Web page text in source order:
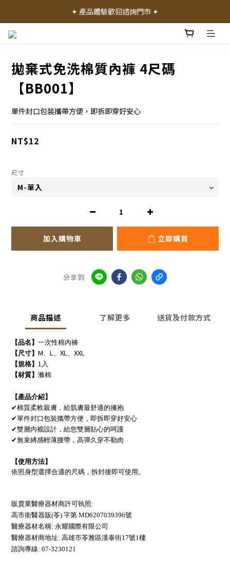
✦ 加入會員就送 50 元購物禮金 ✦
✦ 產品體驗歡迎諮詢門市 ✦
拋棄式免洗棉質內褲 4尺碼
【BB001】
單件封口包裝攜帶方便，即拆即穿好安心
NT$12
尺寸
加入購物車 立即購買
分享到
商品描述 了解更多 送貨及付款方式
【品名】 一次性棉內褲
【尺寸】 M、 L、 XL、 XXL
【規格】 1 入
【材質】 滌棉
【產品介紹】
✔棉質柔軟親膚，給肌膚最舒適的擁抱
✔單件封口包裝攜帶方便，即拆即穿好安心
✔雙層內襠設計，給您雙層貼心的呵護
✔無束縛感輕薄腰帶，高彈久穿不勒肉
【使用方法】
依照身型選擇合適的尺碼，拆封後即可使用。
販賣業醫療器材商許可執照:
高市衛醫器販(苓) 字第 MD6207039396號
醫療器材名稱: 永耀國際有限公司
醫療器材商地址: 高雄市苓雅區漢泰街17號1樓
諮詢專線: 07-3230121